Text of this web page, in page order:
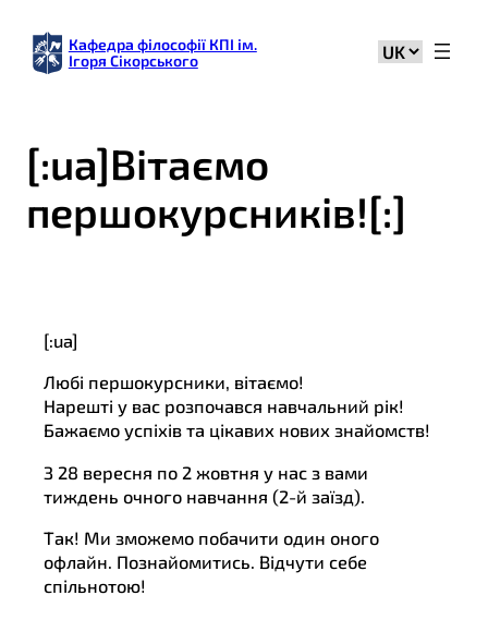
Кафедра філософії КПІ ім.
Ігоря Сікорського
Вибрати
[:ua]Вітаємо
першокурсників![:]
[:ua]
Любі першокурсники, вітаємо!
Нарешті у вас розпочався навчальний рік!
Бажаємо успіхів та цікавих нових знайомств!
З 28 вересня по 2 жовтня у нас з вами
тиждень очного навчання (2-й заїзд).
Так! Ми зможемо побачити один оного
офлайн. Познайомитись. Відчути себе
спільнотою!